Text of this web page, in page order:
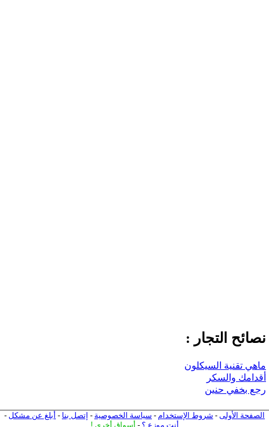
نصائح التجار :
ماهي تقنية السيكلون
أقدامك والسكر
رجع بخفي حنين
الصفحة الأولى - شروط الإستخدام - سياسة الخصوصية - إتصل بنا - أبلغ عن مشكل -
أنت موزع ؟ - أسواق أخرى !